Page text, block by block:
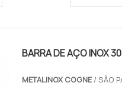
BARRA DE AÇO INOX
METALINOX COGNE/ SÃO